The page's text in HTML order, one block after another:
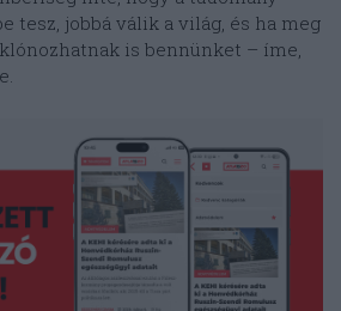
tesz, jobbá válik a világ, és ha meg
is bennünket – íme,